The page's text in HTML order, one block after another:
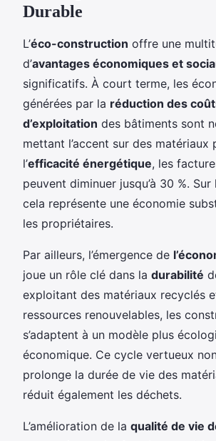
Durable
L’éco-construction offre une
d’avantages économiques et
significatifs. À court terme, les
générées par la réduction des
d’exploitation des bâtiments sont
mettant l’accent sur des matériaux
l’efficacité énergétique, les
peuvent diminuer jusqu’à 30 %.
cela représente une économie
les propriétaires.
Par ailleurs, l’émergence de
joue un rôle clé dans la durabilité
exploitant des matériaux recyclés
ressources renouvelables, les
s’adaptent à un modèle plus
économique. Ce cycle vertueux
prolonge la durée de vie des
réduit également les déchets.
L’amélioration de la qualité de vie